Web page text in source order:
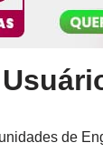
de